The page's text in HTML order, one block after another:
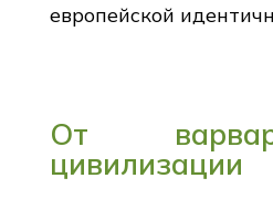
европейской
От
цивилизации